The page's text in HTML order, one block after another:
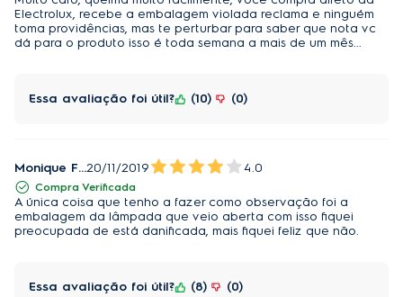
Electrolux, recebe a embalagem violada reclama e ninguém
toma providências, mas te perturbar para saber que nota vc
dá para o produto isso é toda semana a mais de um mês...
Essa avaliação foi útil? 10 0
Monique Faye20/11/2019 4.0
Compra Verificada
A única coisa que tenho a fazer como observação foi a
embalagem da lâmpada que veio aberta com isso fiquei
preocupada de está danificada, mais fiquei feliz que não.
Essa avaliação foi útil? 8 0